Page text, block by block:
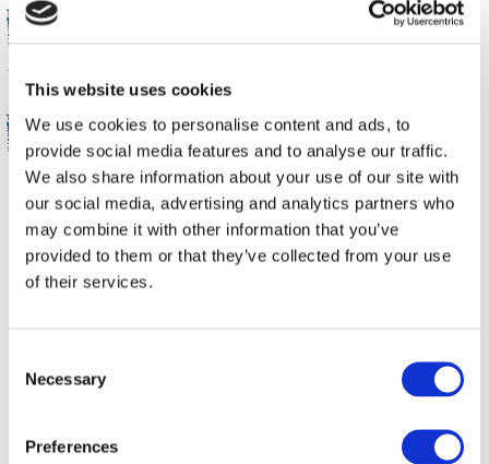
This website uses cookies
We use cookies to personalise content and ads, to
provide social media features and to analyse our traffic.
We also share information about your use of our site with
our social media, advertising and analytics partners who
may combine it with other information that you’ve
provided to them or that they’ve collected from your use
of their services.
Selection
Necessary
Preferences
BEANIE
GRIJS/BLAUW/WIT
LOGO
€ 24,90
The Bulldog Winter Beanie Grijs/Blauw/Wit Logo is
gemaakt van 100% acryl om je lekker warm te
Uitverkocht
BESCHRIJVING